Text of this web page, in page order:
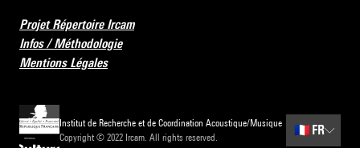
Projet Répertoire Ircam
Infos / Méthodologie
Mentions Légales
Institut de Recherche et de Coordination Acoustique/Musique
Copyright © 2022 Ircam. All rights reserved.
🇫🇷 FR